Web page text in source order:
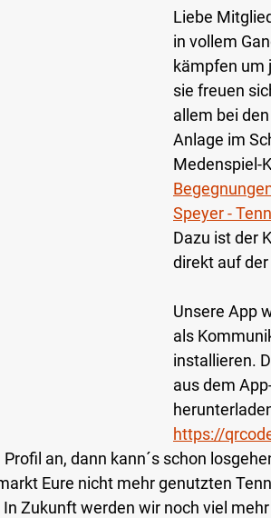
Liebe
in vollem
kämpfen um
sie freuen
allem bei
Anlage im
Medenspiel-
Speyer -
Dazu ist der
direkt auf
Unsere App
als
installieren.
aus dem
https://
an, dann kann´s schon
Eure nicht mehr genutzten
Zukunft werden wir noch viel